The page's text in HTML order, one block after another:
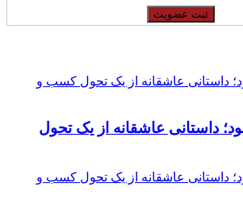
داستانی عاشقانه از یک تحول